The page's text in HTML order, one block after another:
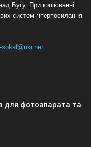
Бугу. При копіюванні
систем гіперпосилання
sokal@ukr.net
для фотоапарата та